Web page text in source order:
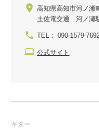
高知県高知市河ノ瀬
土佐電交通 河ノ瀬
TEL： 090-1579-
公式サイト
ギター